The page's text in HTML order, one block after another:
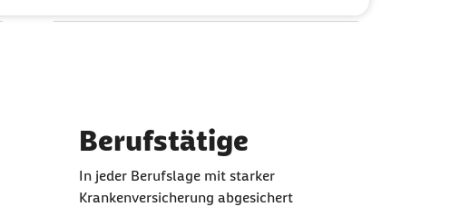
Berufstätige
In jeder Berufslage mit starker
Krankenversicherung abgesichert